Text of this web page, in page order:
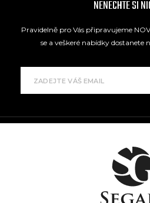
NENECHTE SI
Pravidelně pro Vás připravujeme
se a veškeré nabídky dostanete